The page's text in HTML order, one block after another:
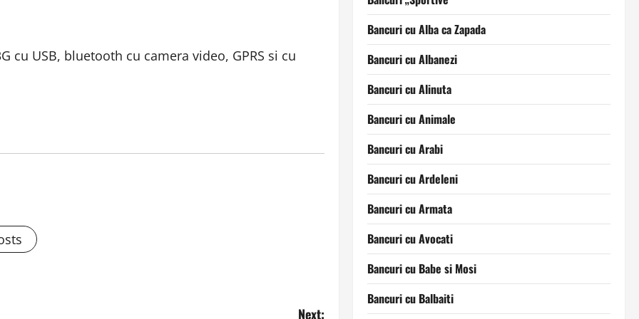
cu USB, bluetooth cu camera video, GPRS si cu
Next:
Bancuri cu Alba ca Zapada
Bancuri cu Albanezi
Bancuri cu Alinuta
Bancuri cu Animale
Bancuri cu Arabi
Bancuri cu Ardeleni
Bancuri cu Armata
Bancuri cu Avocati
Bancuri cu Babe si Mosi
Bancuri cu Balbaiti